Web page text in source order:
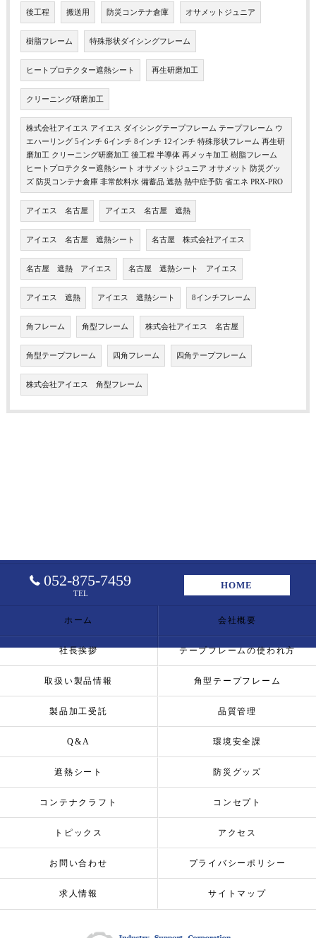
後工程 搬送用 防災コンテナ倉庫 オサメットジュニア
樹脂フレーム 特殊形状ダイシングフレーム
ヒートプロテクター遮熱シート 再生研磨加工
クリーニング研磨加工
株式会社アイエス アイエス ダイシングテープフレーム テープフレーム ウ
エハーリング 5インチ 6インチ 8インチ 12インチ 特殊形状フレーム 再生研
磨加工 クリーニング研磨加工 後工程 半導体 再メッキ加工 樹脂フレーム
ヒートプロテクター遮熱シート オサメットジュニア オサメット 防災グッ
ズ 防災コンテナ倉庫 非常飲料水 備蓄品 遮熱 熱中症予防 省エネ PRX-PRO
アイエス 名古屋 アイエス 名古屋 遮熱
アイエス 名古屋 遮熱シート 名古屋 株式会社アイエス
名古屋 遮熱 アイエス 名古屋 遮熱シート アイエス
アイエス 遮熱 アイエス 遮熱シート 8インチフレーム
角フレーム 角型フレーム 株式会社アイエス 名古屋
角型テープフレーム 四角フレーム 四角テープフレーム
株式会社アイエス 角型フレーム
052-875-7459
TEL
HOME
ホーム 会社概要
社長挨拶 テープフレームの使われ方
取扱い製品情報 角型テープフレーム
製品加工受託 品質管理
Q&A 環境安全課
遮熱シート 防災グッズ
コンテナクラフト コンセプト
トピックス アクセス
お問い合わせ プライバシーポリシー
求人情報 サイトマップ